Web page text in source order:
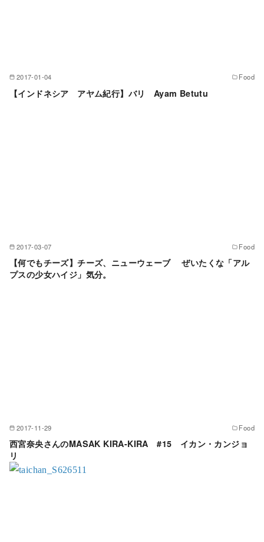
2017-01-04 Food
【インドネシア アヤム紀行】バリ Ayam Betutu
2017-03-07 Food
【何でもチーズ】チーズ、ニューウェーブ ぜいたくな「アル
プスの少女ハイジ」気分。
2017-11-29 Food
西宮奈央さんのMASAK KIRA-KIRA #15 イカン・カンジョ
リ